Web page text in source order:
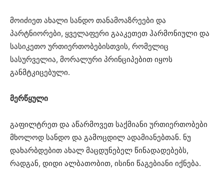
მოიძიეთ ახალი სანდო თანამოაზრეები და
პარტნიორები, ყველაფერი გააკეთეთ ჰარმონიული და
სასიკეთო ურთიერთობებისთვის, რომელიც
სასურველია, მორალური პრინციპებით იყოს
განმტკიცებული.
მერწყული
გაფილტრეთ და აწარმოვეთ საქმიანი ურთიერთობები
მხოლოდ სანდო და გამოცდილ ადამიანებთან. ნუ
დახარბდებით ახალ მაცდუნებელ წინადადებებს,
რადგან, დიდი ალბათობით, ისინი წაგებიანი იქნება.